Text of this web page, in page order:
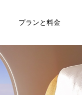
プランと料金